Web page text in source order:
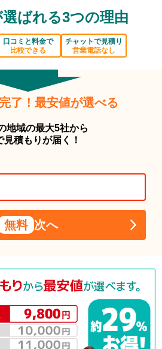
ばれる3つの理由
口コミと料金で
比較できる
チャットで見積り
営業電話なし
了！最安値が選べる
地域の最大5社から
見積もりが届く！
無料 次へ